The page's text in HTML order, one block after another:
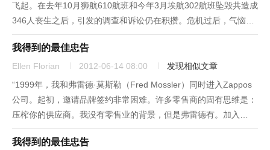
飞起。在去年10月狮航610航班和今年3月埃航302航班坠毁共造成
346人丧生之后，引发的调查和诉讼仍在积攒。危机过后，气恼的
利益相关者和公司治理专家开始质疑波音董事会的组成和反应方
式，也将一群过去总躲在密室里的人拉出来严厉拷问并施加压...
我得到的最佳忠告
Ellen Florian 2012-06-14 08:00
发现相似文章
“1999年，我和弗雷德·莫斯勒（Fred Mossler）同时进入Zappos
公司。起初，邀请品牌签约非常困难。许多零售商的固有思维是：
压榨你的供应商。我没有零售业的背景，但是弗雷德有。加入
Zappos之前，他在Nordstrom公司工作过。我认为我应该更多地
讨价还价，但是弗雷德却专注于构建双赢局...
我得到的最佳忠告